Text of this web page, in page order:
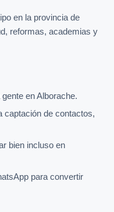
en la provincia de
reformas, academias y
en Alborache.
captación de contactos,
bien incluso en
para convertir